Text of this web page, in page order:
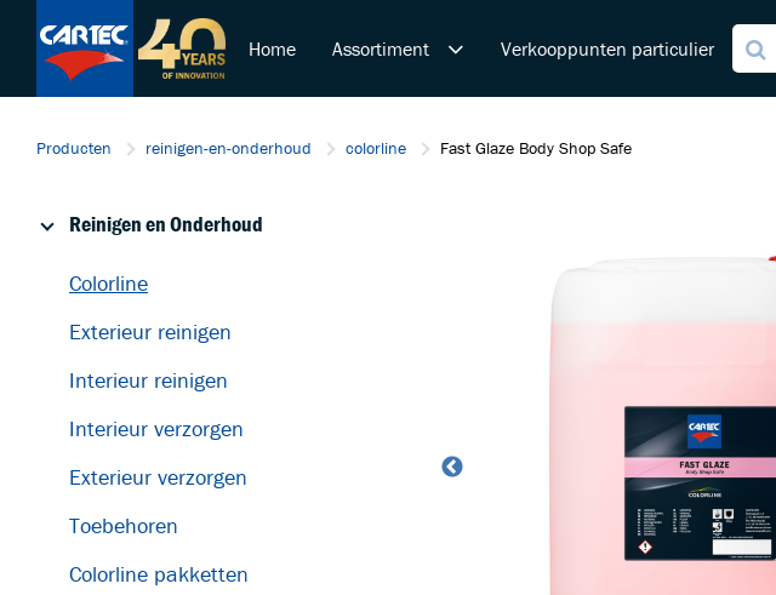
Home Assortiment
Polijsten en Lakcorrectie
Verkooppunten particulier
Producten reinigen-en-onderhoud colorline Fast Glaze Body Shop Safe
Reinigen en Onderhoud
Colorline
Exterieur reinigen
Interieur reinigen
Interieur verzorgen
Exterieur verzorgen
Toebehoren
Colorline pakketten